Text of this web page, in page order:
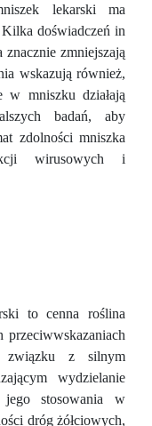
lekarski ma
doświadczeń in
zmniejszają
wskazują również,
w mniszku działają
badań, aby
zdolności mniszka
wirusowych i
to cenna roślina
przeciwwskazaniach
związku z silnym
wydzielanie
stosowania w
dróg żółciowych,